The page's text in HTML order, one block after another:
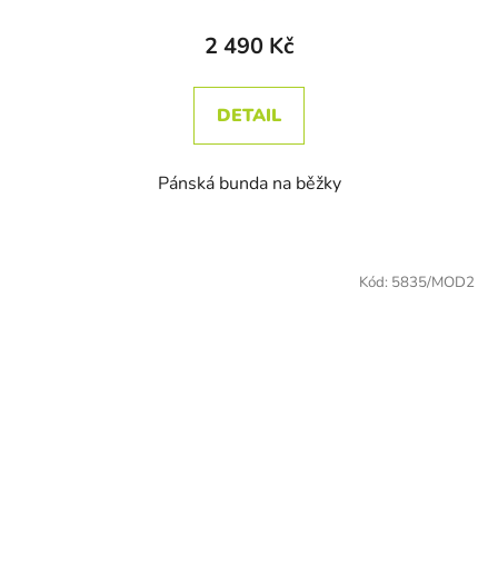
2 490 Kč
DETAIL
Pánská bunda na běžky
Kód: 5835/MOD2